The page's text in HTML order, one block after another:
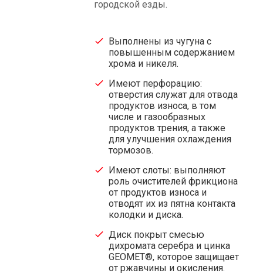
городской езды.
Выполнены из чугуна с
повышенным содержанием
хрома и никеля.
Имеют перфорацию:
отверстия служат для отвода
продуктов износа, в том
числе и газообразных
продуктов трения, а также
для улучшения охлаждения
тормозов.
Имеют слоты: выполняют
роль очистителей фрикциона
от продуктов износа и
отводят их из пятна контакта
колодки и диска.
Диск покрыт смесью
дихромата серебра и цинка
GEOMET®, которое защищает
от ржавчины и окисления.